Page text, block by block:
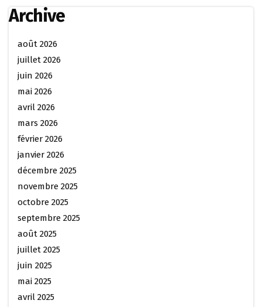
Archive
août 2026
juillet 2026
juin 2026
mai 2026
avril 2026
mars 2026
février 2026
janvier 2026
décembre 2025
novembre 2025
octobre 2025
septembre 2025
août 2025
juillet 2025
juin 2025
mai 2025
avril 2025